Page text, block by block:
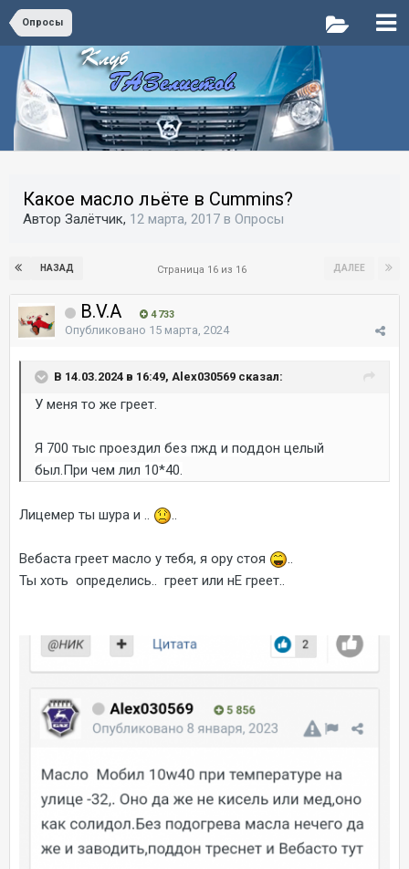
Опросы
Какое масло льёте в Cummins?
Автор Залётчик, 12 марта, 2017 в Опросы
НАЗАД ДАЛЕЕ
Страница 16 из 16
B.V.A 4 733
Опубликовано 15 марта, 2024
В 14.03.2024 в 16:49, Alex030569 сказал:
У меня то же греет.
Я 700 тыс проездил без пжд и поддон целый
был.При чем лил 10*40.
Лицемер ты шура и .. ..
Вебаста греет масло у тебя, я ору стоя
..
Ты хоть определись.. греет или нЕ греет..